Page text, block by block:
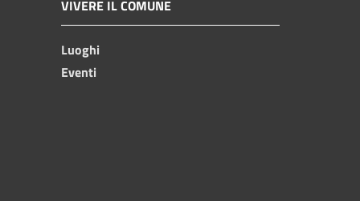
VIVERE IL COMUNE
Luoghi
Eventi